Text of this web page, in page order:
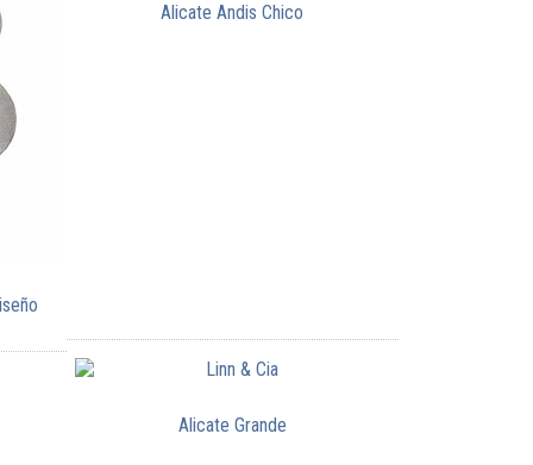
Alicate Andis Chico
Alicate Grande